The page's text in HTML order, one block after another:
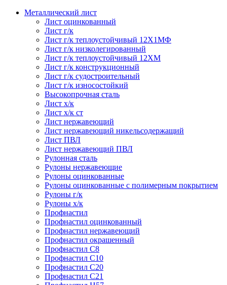
Металлический лист
Лист оцинкованный
Лист г/к
Лист г/к теплоустойчивый 12Х1МФ
Лист г/к низколегированный
Лист г/к теплоустойчивый 12ХМ
Лист г/к конструкционный
Лист г/к судостроительный
Лист г/к износостойкий
Высокопрочная сталь
Лист х/к
Лист х/к ст
Лист нержавеющий
Лист нержавеющий никельсодержащий
Лист ПВЛ
Лист нержавеющий ПВЛ
Рулонная сталь
Рулоны нержавеющие
Рулоны оцинкованные
Рулоны оцинкованные с полимерным покрытием
Рулоны г/к
Рулоны х/к
Профнастил
Профнастил оцинкованный
Профнастил нержавеющий
Профнастил окрашенный
Профнастил С8
Профнастил С10
Профнастил С20
Профнастил С21